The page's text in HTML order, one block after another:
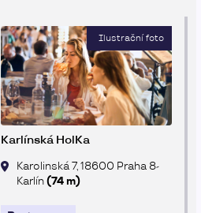
Karlínská HolKa
Karolinská 7, 18600 Praha 8-
Karlín(74 m)